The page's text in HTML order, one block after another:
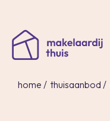
home / thuisaanbod /